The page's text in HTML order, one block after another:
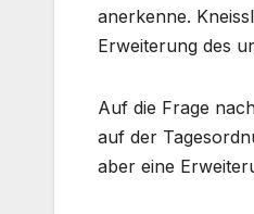
anerkenne.
Erweiterung des
Auf die Frage
auf der
aber eine